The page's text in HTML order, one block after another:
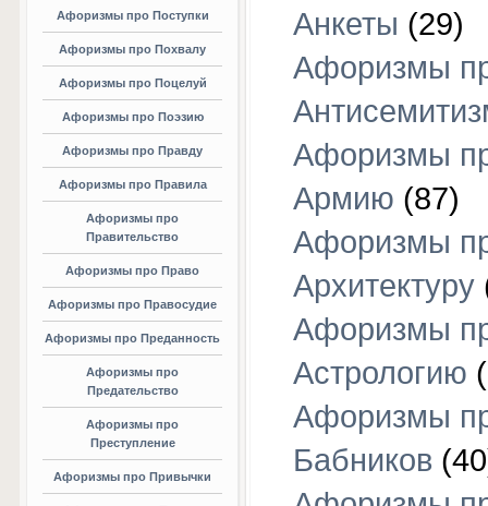
Афоризмы про Поступки
Афоризмы про Похвалу
Афоризмы про Поцелуй
Афоризмы про Поэзию
Афоризмы про Правду
Афоризмы про Правила
Афоризмы про
Правительство
Афоризмы про Право
Афоризмы про Правосудие
Афоризмы про Преданность
Афоризмы про
Предательство
Афоризмы про
Преступление
Афоризмы про Привычки
Анкеты (29)
Афоризмы
Афоризмы
Армию (87)
Афоризмы
Архитектуру
Афоризмы
Астрологию
Афоризмы
Бабников